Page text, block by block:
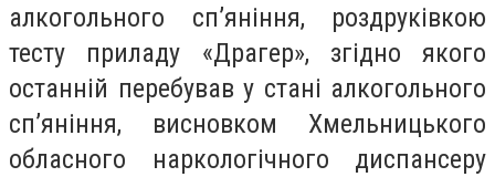
алкогольного сп’яніння, роздруківкою
тесту приладу «Драгер», згідно якого
останній перебував у стані алкогольного
сп’яніння, висновком Хмельницького
обласного наркологічного диспансеру